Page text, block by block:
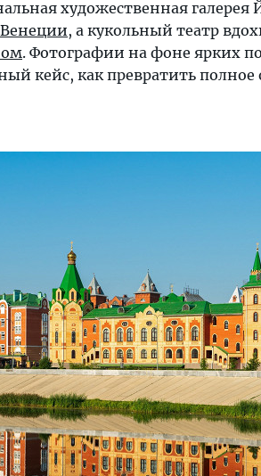
художественная
Венеции, а кукольный театр
. Фотографии на фоне ярких
кейс, как превратить